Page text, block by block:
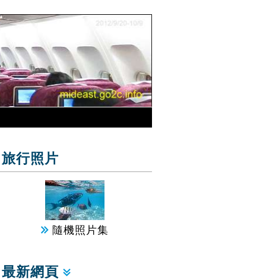
旅行照片
隨機照片集
最新網頁